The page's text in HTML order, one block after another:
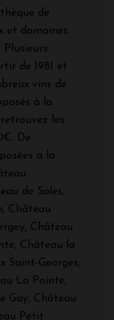
de
et domaines
de 1981 et
vins de
à la
les
De
à la
de Sales,
Château
Château
Château la
Saint-Georges,
La Pointe,
Gay, Château
Petit